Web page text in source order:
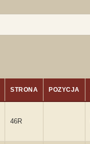
STRONA POZYCJA
46R